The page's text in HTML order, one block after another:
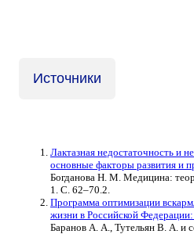
Источники
Лактазная недостаточность и
основные факторы развития и
Богданова Н. М. Медицина:
1. С. 62–70.2.
Программа оптимизации
жизни в Российской
Баранов А. А., Тутельян В. А. и